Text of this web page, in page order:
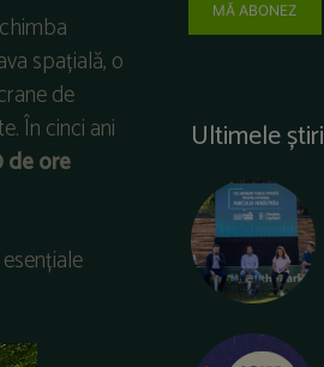
spațială, o
de
În cinci ani
de ore
MĂ ABONEZ
Ultimele știri